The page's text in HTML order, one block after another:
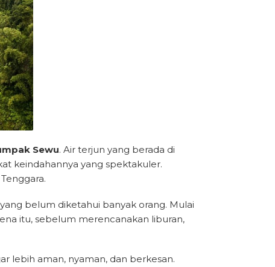
Sewu. Air terjun yang berada di
keindahannya yang spektakuler.
belum diketahui banyak orang. Mulai
itu, sebelum merencanakan liburan,
lebih aman, nyaman, dan berkesan.